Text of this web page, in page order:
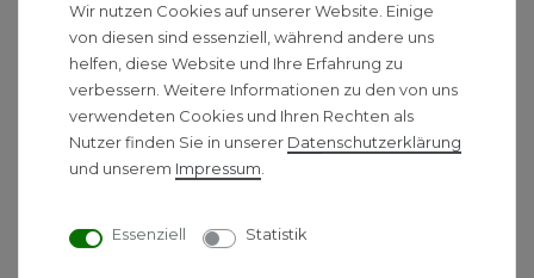
162,90 € *
* inkl. ges. MwSt. - Versandkostenfrei ab 500 €
Raumschaffer für
Wir nutzen Cookies auf unserer Website. Einige
von diesen sind essenziell, während andere uns
helfen, diese Website und Ihre Erfahrung zu
verbessern. Weitere Informationen zu den von uns
verwendeten Cookies und Ihren Rechten als
Nutzer finden Sie in unserer Daten­schutz­erklärung
und unserem Impressum
Essenziell Statistik